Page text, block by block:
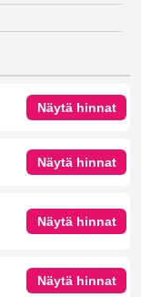
Näytä hinnat
Näytä hinnat
Näytä hinnat
Näytä hinnat